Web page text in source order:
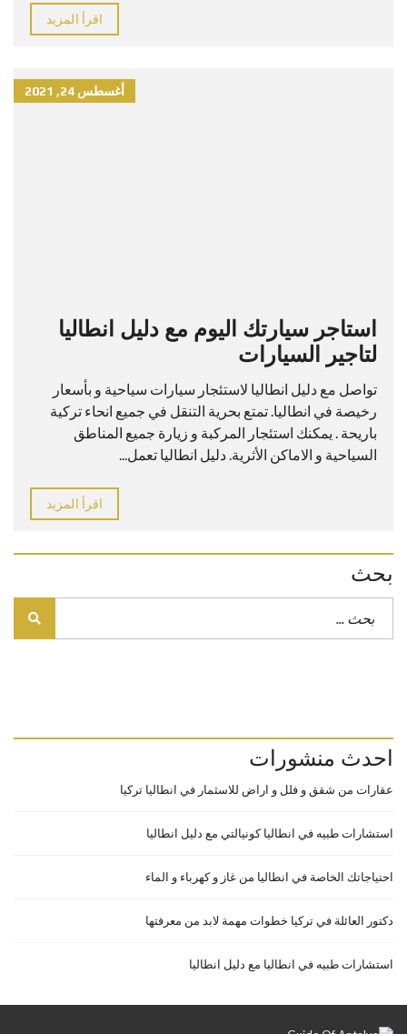
اقرأ المزيد
أغسطس 24, 2021
استاجر سيارتك اليوم مع دليل انطاليا
لتاجير السيارات
تواصل مع دليل انطاليا لاستئجار سيارات سياحية و بأسعار
رخيصة في انطاليا. تمتع بحرية التنقل في جميع انحاء تركية
باريحة . يمكنك استئجار المركبة و زيارة جميع المناطق
السياحية و الاماكن الأثرية. دليل انطاليا تعمل...
اقرأ المزيد
بحث
احدث منشورات
عقارات من شقق و فلل و اراض للاسثمار في انطاليا تركيا
استشارات طبيه في انطاليا كونيالتي مع دليل انطاليا
احتياجاتك الخاصة في انطاليا من غاز و كهرباء و الماء
دكتور العائلة في تركيا خطوات مهمة لابد من معرفتها
استشارات طبيه في انطاليا مع دليل انطاليا